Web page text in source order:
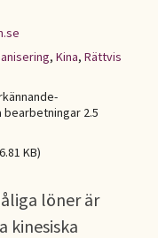
, Kina, Rättvis
2.5
KB)
löner är
kinesiska